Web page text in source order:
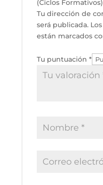
(Ciclos
Tu dirección de
será publicada.
están marcados
Tu puntuación *